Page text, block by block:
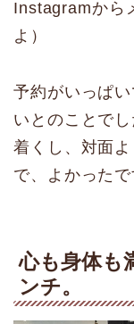
Instagramから
よ）
予約がいっぱ
いとのことで
着くし、対面
で、よかった
心も身体も
ンチ。